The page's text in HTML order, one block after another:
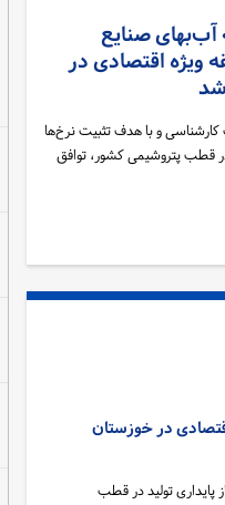
آب‌بهای صنایع
ویژه اقتصادی در
و با هدف تثبیت نرخ‌ها
قطب پتروشیمی کشور، توافق
در خوزستان
تولید در قطب